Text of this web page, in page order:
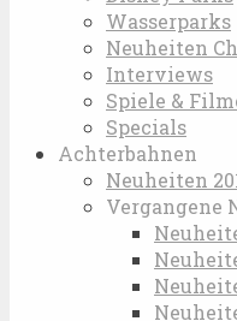
Wasserparks
Neuheiten
Interviews
Spiele &
Specials
Achterbahnen
Neuheiten
Vergangene